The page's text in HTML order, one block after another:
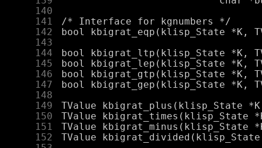
    140
    141
    142
    143
    144
    145
    146
    147
    148
    149
    150
    151
    152